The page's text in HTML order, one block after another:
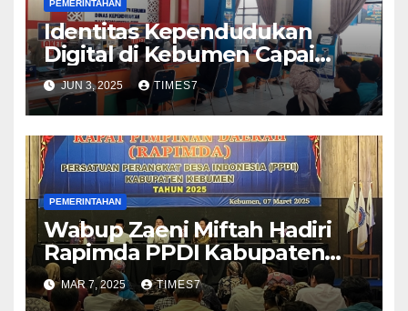
PEMERINTAHAN
Identitas Kependudukan
Digital di Kebumen Capai
137.000, Masuk Lima Besar di
Jateng
JUN 3, 2025 TIMES7
PEMERINTAHAN
Wabup Zaeni Miftah Hadiri
Rapimda PPDI Kabupaten
Kebumen
MAR 7, 2025 TIMES7